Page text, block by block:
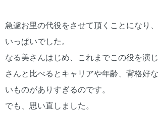
急遽お里の代役をさせて頂くことになり
いっぱいでした。
なる美さんはじめ、これまでこの役を演
さんと比べるとキャリアや年齢、背格好
いものがありすぎるのです。
でも、思い直しました。